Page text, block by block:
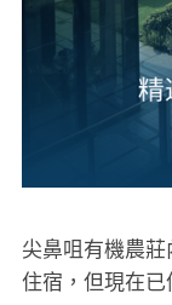
尖鼻咀有機農
住宿，但現在已